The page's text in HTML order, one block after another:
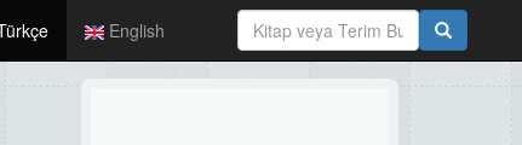
English